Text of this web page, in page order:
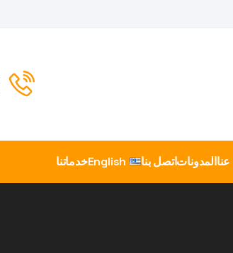
المدوناتاتصل بنا Englishخدماتنا